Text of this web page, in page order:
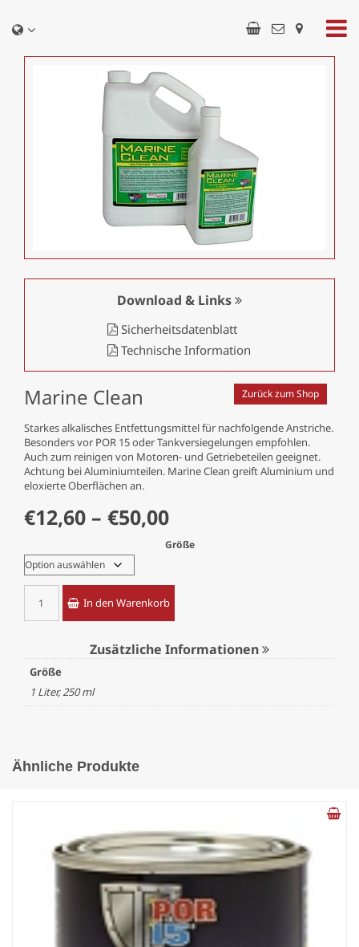
Download & Links
Sicherheitsdatenblatt
Technische Information
Zurück zum Shop
Marine Clean
Starkes alkalisches Entfettungsmittel für nachfolgende Anstriche.
Besonders vor POR 15 oder Tankversiegelungen empfohlen.
Auch zum reinigen von Motoren- und Getriebeteilen geeignet.
Achtung bei Aluminiumteilen. Marine Clean greift Aluminium und
eloxierte Oberflächen an.
€12,60 – €50,00Preisspanne:
€12,60
€50,00
Größe
Marine
Clean
In den Warenkorb
Zusätzliche Informationen
Größe
1 Liter,250 ml
Ähnliche Produkte